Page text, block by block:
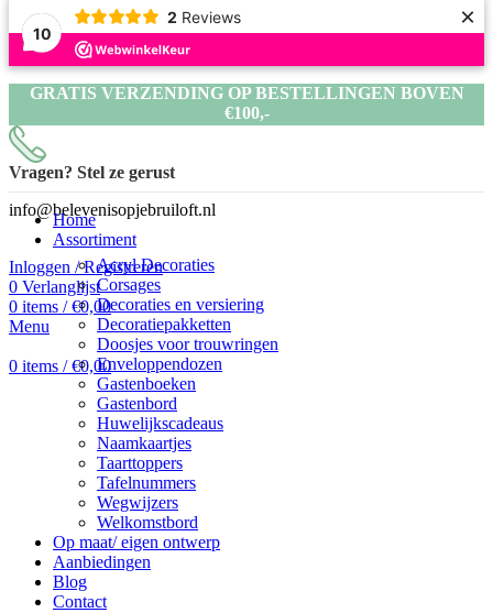
10
2 Reviews ×
GRATIS VERZENDING OP BESTELLINGEN BOVEN
€100,-
GRATIS VERZENDING OP BESTELLINGEN BOVEN
GRATIS VERZENDING OP BESTELLINGEN BOVEN
Vragen? Stel ze gerust
info@belevenisopjebruiloft.nl
Inloggen / Registreren
0 Verlanglijst
0 items / €0,00
Menu
0 items / €0,00
Home
Assortiment
Acryl Decoraties
Corsages
Decoraties en versiering
Decoratiepakketten
Doosjes voor trouwringen
Enveloppendozen
Gastenboeken
Gastenbord
Huwelijkscadeaus
Naamkaartjes
Taarttoppers
Tafelnummers
Wegwijzers
Welkomstbord
Op maat/ eigen ontwerp
Aanbiedingen
Blog
Contact